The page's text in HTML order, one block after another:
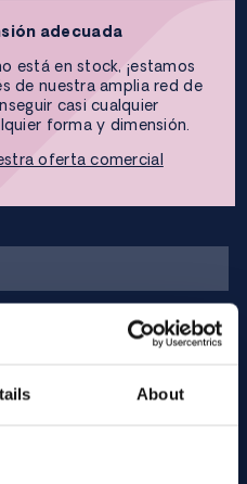
About
adecuada
está en stock, ¡estamos
de nuestra amplia red de
casi cualquier
forma y dimensión.
oferta comercial